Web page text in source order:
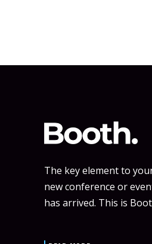
The key element to
new conference or
has arrived. This is